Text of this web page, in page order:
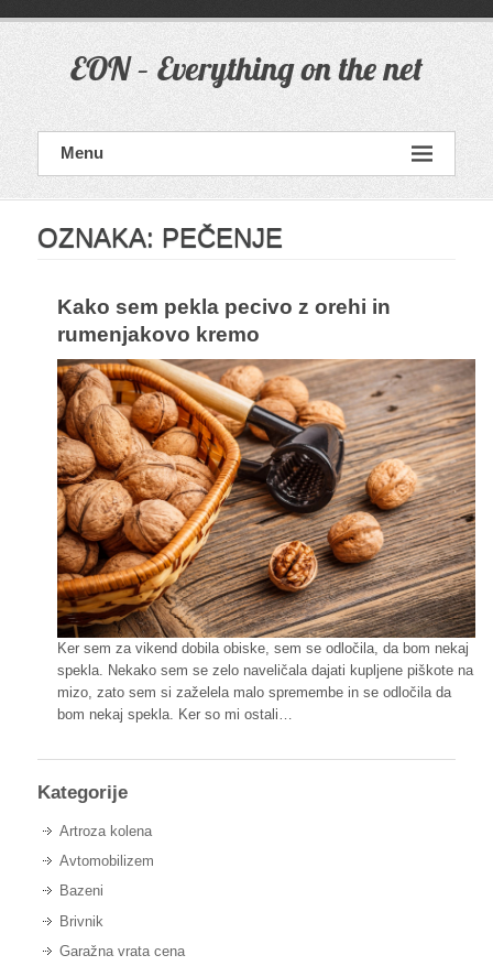
EON – Everything on the net
Menu
OZNAKA: PEČENJE
Kako sem pekla pecivo z orehi in
rumenjakovo kremo
Ker sem za vikend dobila obiske, sem se odločila, da bom nekaj
spekla. Nekako sem se zelo naveličala dajati kupljene piškote na
mizo, zato sem si zaželela malo spremembe in se odločila da
bom nekaj spekla. Ker so mi ostali…
Kategorije
Artroza kolena
Avtomobilizem
Bazeni
Brivnik
Garažna vrata cena